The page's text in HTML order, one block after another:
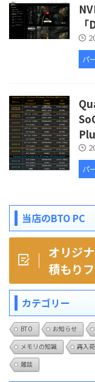
パ
パ
当店のBTO PC
オリジ
積もり
カテゴリー
BTO お知らせ
メモリの知識
再入荷
雑談